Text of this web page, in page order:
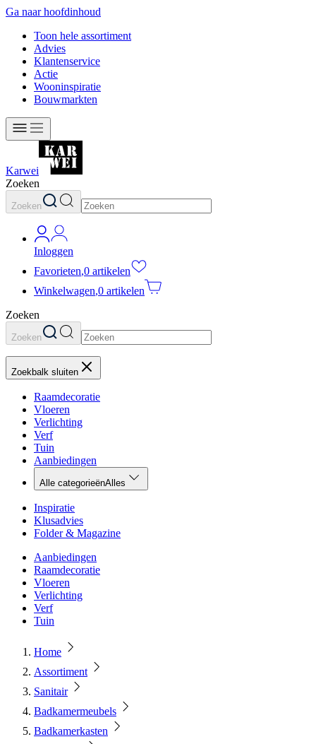
Ga naar hoofdinhoud
Toon hele assortiment
Advies
Klantenservice
Actie
Wooninspiratie
Bouwmarkten
Karwei
Zoeken
Zoeken
Inloggen
Favorieten,0 artikelen
Winkelwagen,0 artikelen
Zoeken
Zoeken
Zoekbalk sluiten
Raamdecoratie
Vloeren
Verlichting
Verf
Tuin
Aanbiedingen
Alle categorieënAlles
Inspiratie
Klusadvies
Folder & Magazine
Aanbiedingen
Raamdecoratie
Vloeren
Verlichting
Verf
Tuin
Home
Assortiment
Sanitair
Badkamermeubels
Badkamerkasten